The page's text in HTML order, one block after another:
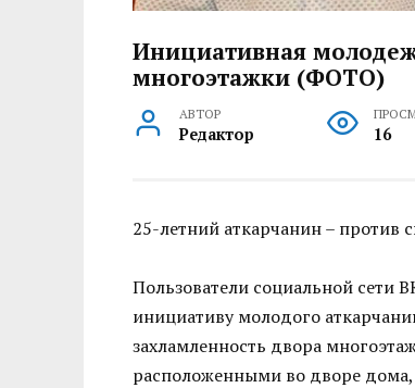
Инициативная
многоэтажки (ФОТО)
АВТОР
Редактор 16
25-летний аткарчанин – против
Пользователи социальной сети
инициативу молодого
захламленность двора
расположенными во дворе дома,